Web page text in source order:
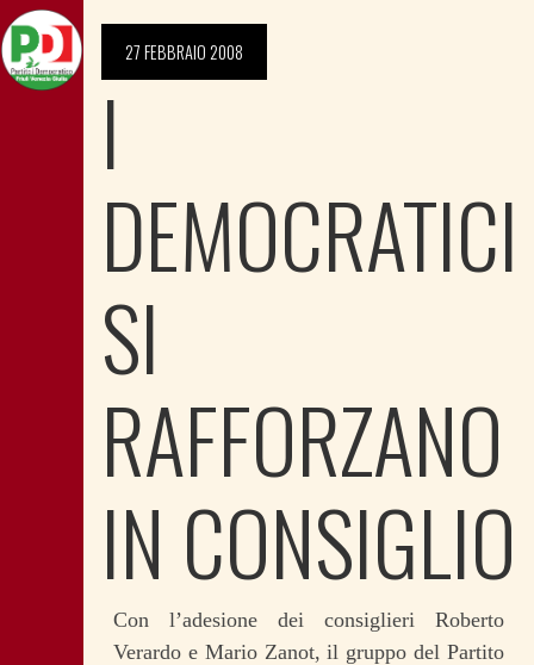
27 FEBBRAIO 2008
I
DEMOCRATICI
SI
RAFFORZANO
IN CONSIGLIO
Con l’adesione dei consiglieri Roberto
Verardo e Mario Zanot, il gruppo del Partito